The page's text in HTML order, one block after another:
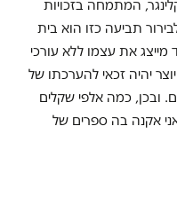
המתמחה בזכויות
תביעה כזו הוא בית
את עצמו ללא עורכי
יהיה זכאי להערכתו של
ובכן, כמה אלפי שקלים
אקנה בה ספרים של